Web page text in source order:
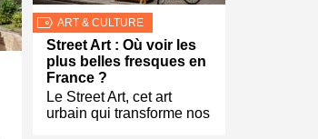
ART & CULTURE
Street Art : Où voir les
plus belles fresques en
France ?
Le Street Art, cet art
urbain qui transforme nos